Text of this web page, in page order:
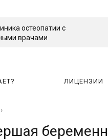
остеопатии с
врачами
ЛИЦЕНЗИИ
›